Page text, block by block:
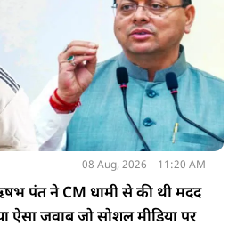
08 Aug, 2026 11:20 AM
पंत ने CM धामी से की थी मदद
ऐसा जवाब जो सोशल मीडिया पर